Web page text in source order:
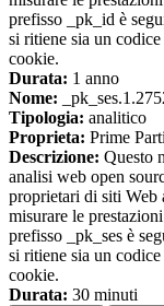
prefisso _pk_id è
si ritiene sia un
cookie.
Durata: 1 anno
Nome:
Tipologia: analitico
Proprieta: Prime Parti
Descrizione: Questo
analisi web open
proprietari di siti Web
misurare le
prefisso _pk_ses è
si ritiene sia un
cookie.
Durata: 30 minuti